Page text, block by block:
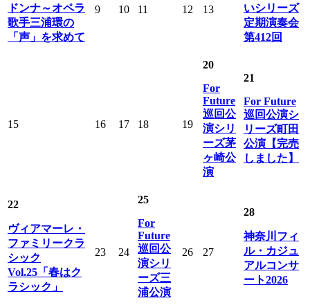
ドンナ～オペラ
歌手三浦環の
「声」を求めて
9 10 11 12 13
いシリーズ
定期演奏会
第412回
15 16 17 18 19
20
For
Future
巡回公
演シリ
ーズ茅
ヶ崎公
演
21
For Future
巡回公演シ
リーズ町田
公演【完売
しました】
22
ヴィアマーレ・
ファミリークラ
シック
Vol.25「春はク
ラシック」
23 24
25
For
Future
巡回公
演シリ
ーズ三
浦公演
26 27
28
神奈川フィ
ル・カジュ
アルコンサ
ート2026